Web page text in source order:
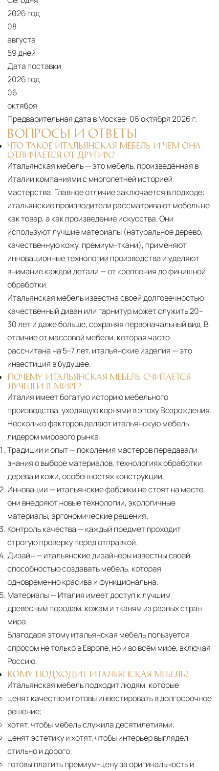
механических повреждений на всех этапах
Страхование груза
поставки застрахованы в соответствии с
международными стандартами. Клиенты могут
критичных партий товара.
2026 год
08
августа
59 дней
Дата поставки
2026 год
06
октября
Предварительная дата в Москве: 06 октября 2026 г.
ВОПРОСЫ И ОТВЕТЫ
ЧТО ТАКОЕ ИТАЛЬЯНСКАЯ МЕБЕЛЬ И ЧЕМ ОНА
ОТЛИЧАЕТСЯ ОТ ДРУГИХ?
Итальянская мебель — это мебель, произведённая в
Италии компаниями с многолетней историей
мастерства. Главное отличие заключается в подходе:
итальянские производители рассматривают мебель не
как товар, а как произведение искусства. Они
используют лучшие материалы (натуральное дерево,
качественную кожу, премиум-ткани), применяют
инновационные технологии производства и уделяют
внимание каждой детали — от крепления до финишной
обработки.
Итальянская мебель известна своей долговечностью:
качественный диван или гарнитур может служить 20–
30 лет и даже больше, сохраняя первоначальный вид. В
отличие от массовой мебели, которая часто
рассчитана на 5–7 лет, итальянские изделия — это
инвестиция в будущее.
ПОЧЕМУ ИТАЛЬЯНСКАЯ МЕБЕЛЬ СЧИТАЕТСЯ
ЛУЧШЕЙ В МИРЕ?
Италия имеет богатую историю мебельного
производства, уходящую корнями в эпоху Возрождения.
Несколько факторов делают итальянскую мебель
лидером мирового рынка:
Традиции и опыт— поколения мастеров передавали
знания о выборе материалов, технологиях обработки
дерева и кожи, особенностях конструкции.
Инновации — итальянские фабрики не стоят на месте,
они внедряют новые технологии, экологичные
материалы, эргономические решения.
Контроль качества — каждый предмет проходит
строгую проверку перед отправкой.
Дизайн— итальянские дизайнеры известны своей
способностью создавать мебель, которая
одновременно красива и функциональна.
Материалы— Италия имеет доступ к лучшим
древесным породам, кожам и тканям из разных стран
мира.
Благодаря этому итальянская мебель пользуется
спросом не только в Европе, но и во всём мире, включая
Россию.
КОМУ ПОДХОДИТ ИТАЛЬЯНСКАЯ МЕБЕЛЬ?
Итальянская мебель подходит людям, которые:
ценят качество и готовы инвестировать в долгосрочное
решение;
хотят, чтобы мебель служила десятилетиями;
ценят эстетику и хотят, чтобы интерьер выглядел
стильно и дорого;
готовы платить премиум-цену за оригинальность и